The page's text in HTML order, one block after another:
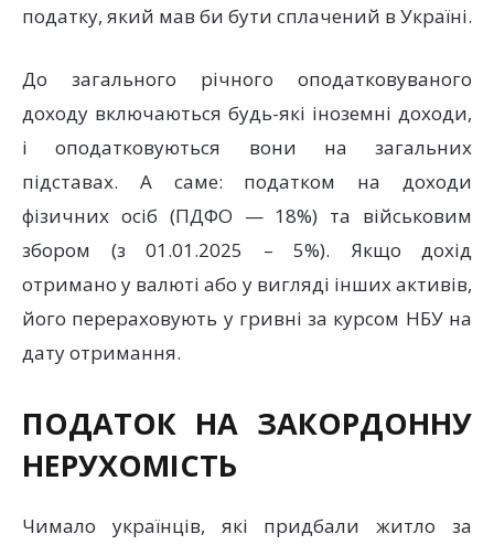
податку, який мав би бути сплачений в Україні.
До загального річного оподатковуваного
доходу включаються будь-які іноземні доходи,
і оподатковуються вони на загальних
підставах. А саме: податком на доходи
фізичних осіб (ПДФО — 18%) та військовим
збором (з 01.01.2025 – 5%). Якщо дохід
отримано у валюті або у вигляді інших активів,
його перераховують у гривні за курсом НБУ на
дату отримання.
ПОДАТОК НА ЗАКОРДОННУ
НЕРУХОМІСТЬ
Чимало українців, які придбали житло за